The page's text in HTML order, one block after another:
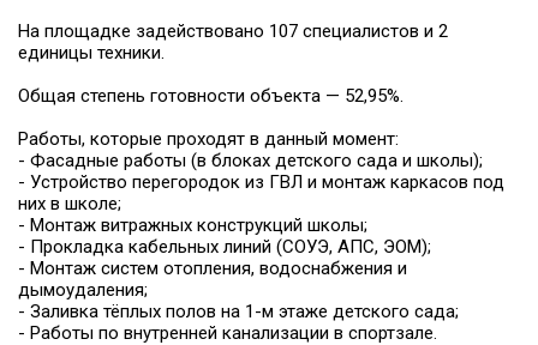
На площадке задействовано 107 специалистов и 2
единицы техники.
Общая степень готовности объекта — 52,95%.
Работы, которые проходят в данный момент:
- Фасадные работы (в блоках детского сада и школы);
- Устройство перегородок из ГВЛ и монтаж каркасов под
них в школе;
- Монтаж витражных конструкций школы;
- Прокладка кабельных линий (СОУЭ, АПС, ЭОМ);
- Монтаж систем отопления, водоснабжения и
дымоудаления;
- Заливка тёплых полов на 1-м этаже детского сада;
- Работы по внутренней канализации в спортзале.